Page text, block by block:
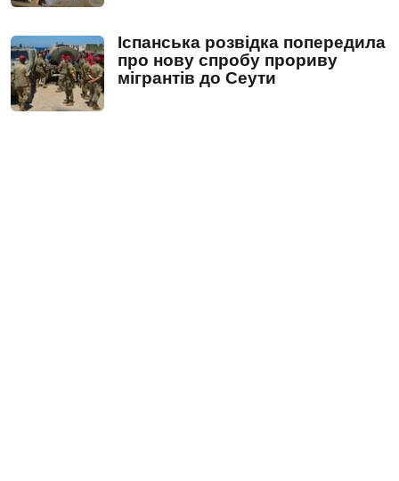
Іспанська розвідка попередила
про нову спробу прориву
мігрантів до Сеути